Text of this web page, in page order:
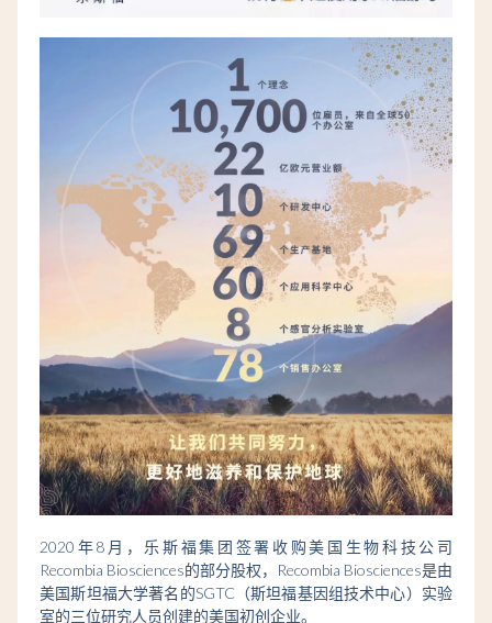
2020年8月，乐斯福集团签署收购美国生物科技公司
Recombia Biosciences的部分股权，Recombia Biosciences是由
美国斯坦福大学著名的SGTC（斯坦福基因组技术中心）实验
室的三位研究人员创建的美国初创企业。